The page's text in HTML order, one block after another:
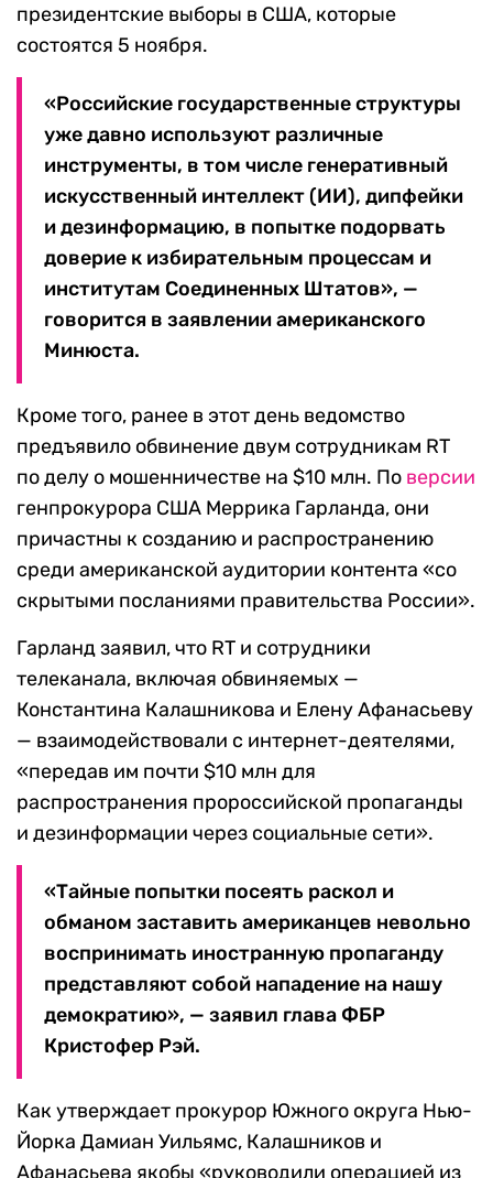
президентские выборы в США, которые
состоятся 5 ноября.
«Российские государственные структуры
уже давно используют различные
инструменты, в том числе генеративный
искусственный интеллект (ИИ), дипфейки
и дезинформацию, в попытке подорвать
доверие к избирательным процессам и
институтам Соединенных Штатов», —
говорится в заявлении американского
Минюста.
Кроме того, ранее в этот день ведомство
предъявило обвинение двум сотрудникам RT
по делу о мошенничестве на $10 млн. По версии
генпрокурора США Меррика Гарланда, они
причастны к созданию и распространению
среди американской аудитории контента «со
скрытыми посланиями правительства России».
Гарланд заявил, что RT и сотрудники
телеканала, включая обвиняемых —
Константина Калашникова и Елену Афанасьеву
— взаимодействовали с интернет-деятелями,
«передав им почти $10 млн для
распространения пророссийской пропаганды
и дезинформации через социальные сети».
«Тайные попытки посеять раскол и
обманом заставить американцев невольно
воспринимать иностранную пропаганду
представляют собой нападение на нашу
демократию», — заявил глава ФБР
Кристофер Рэй.
Как утверждает прокурор Южного округа Нью-
Йорка Дамиан Уильямс, Калашников и
Афанасьева якобы «руководили операцией из